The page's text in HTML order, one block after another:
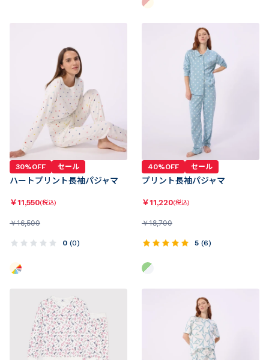
30%OFF セール
ハートプリント長袖パジャマ
￥11,550(税込)
￥16,500
0 (0)
40%OFF セール
プリント長袖パジャマ
￥11,220(税込)
￥18,700
5 (6)